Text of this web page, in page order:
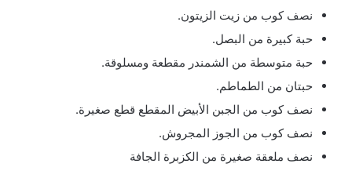
نصف كوب من زيت الزيتون.
حبة كبيرة من البصل.
حبة متوسطة من الشمندر مقطعة ومسلوقة.
حبتان من الطماطم.
نصف كوب من الجبن الأبيض المقطع قطع صغيرة.
نصف كوب من الجوز المجروش.
نصف ملعقة صغيرة من الكزبرة الجافة